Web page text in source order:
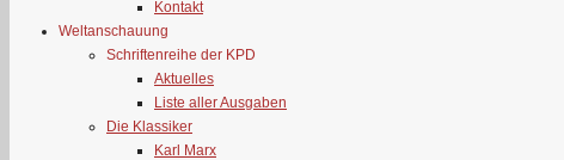
Kontakt
Weltanschauung
Schriftenreihe der KPD
Aktuelles
Liste aller Ausgaben
Die Klassiker
Karl Marx